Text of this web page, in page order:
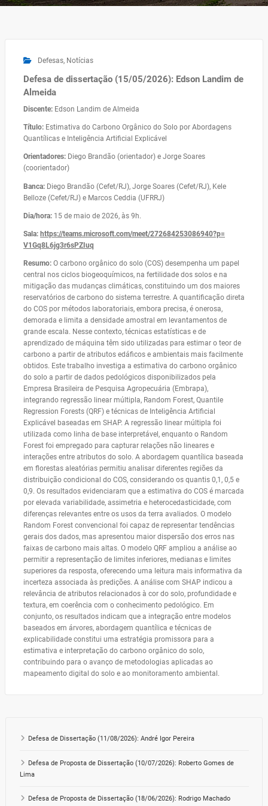
Defesas, Notícias
Defesa de dissertação (15/05/2026): Edson Landim de
Almeida
Discente: Edson Landim de Almeida
Título: Estimativa do Carbono Orgânico do Solo por Abordagens
Quantílicas e Inteligência Artificial Explicável
Orientadores: Diego Brandão (orientador) e Jorge Soares
(coorientador)
Banca: Diego Brandão (Cefet/RJ), Jorge Soares (Cefet/RJ), Kele
Belloze (Cefet/RJ) e Marcos Ceddia (UFRRJ)
Dia/hora: 15 de maio de 2026, às 9h.
Sala: https://teams.microsoft.com/meet/272684253086940?p=
V1Gq8L6jg3r6sPZIuq
Resumo: O carbono orgânico do solo (COS) desempenha um papel
central nos ciclos biogeoquímicos, na fertilidade dos solos e na
mitigação das mudanças climáticas, constituindo um dos maiores
reservatórios de carbono do sistema terrestre. A quantificação direta
do COS por métodos laboratoriais, embora precisa, é onerosa,
demorada e limita a densidade amostral em levantamentos de
grande escala. Nesse contexto, técnicas estatísticas e de
aprendizado de máquina têm sido utilizadas para estimar o teor de
carbono a partir de atributos edáficos e ambientais mais facilmente
obtidos. Este trabalho investiga a estimativa do carbono orgânico
do solo a partir de dados pedológicos disponibilizados pela
Empresa Brasileira de Pesquisa Agropecuária (Embrapa),
integrando regressão linear múltipla, Random Forest, Quantile
Regression Forests (QRF) e técnicas de Inteligência Artificial
Explicável baseadas em SHAP. A regressão linear múltipla foi
utilizada como linha de base interpretável, enquanto o Random
Forest foi empregado para capturar relações não lineares e
interações entre atributos do solo. A abordagem quantílica baseada
em florestas aleatórias permitiu analisar diferentes regiões da
distribuição condicional do COS, considerando os quantis 0,1, 0,5 e
0,9. Os resultados evidenciaram que a estimativa do COS é marcada
por elevada variabilidade, assimetria e heterocedasticidade, com
diferenças relevantes entre os usos da terra avaliados. O modelo
Random Forest convencional foi capaz de representar tendências
gerais dos dados, mas apresentou maior dispersão dos erros nas
faixas de carbono mais altas. O modelo QRF ampliou a análise ao
permitir a representação de limites inferiores, medianas e limites
superiores da resposta, oferecendo uma leitura mais informativa da
incerteza associada às predições. A análise com SHAP indicou a
relevância de atributos relacionados à cor do solo, profundidade e
textura, em coerência com o conhecimento pedológico. Em
conjunto, os resultados indicam que a integração entre modelos
baseados em árvores, abordagem quantílica e técnicas de
explicabilidade constitui uma estratégia promissora para a
estimativa e interpretação do carbono orgânico do solo,
contribuindo para o avanço de metodologias aplicadas ao
mapeamento digital do solo e ao monitoramento ambiental.
Defesa de Dissertação (11/08/2026): André Igor Pereira
Defesa de Proposta de Dissertação (10/07/2026): Roberto Gomes de
Lima
Defesa de Proposta de Dissertação (18/06/2026): Rodrigo Machado